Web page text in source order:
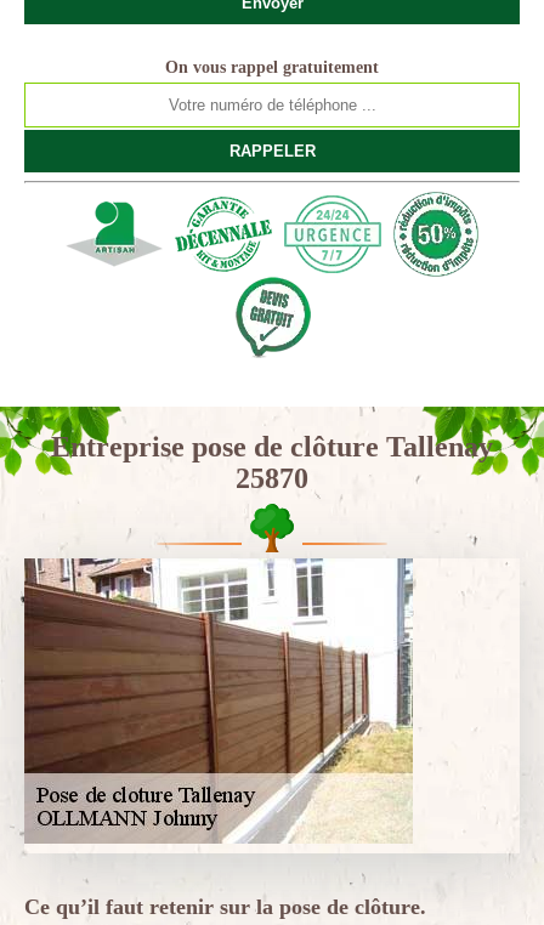
On vous rappel gratuitement
Entreprise pose de clôture Tallenay
25870
Ce qu’il faut retenir sur la pose de clôture.